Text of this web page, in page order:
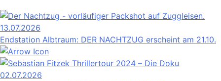
13.07.2026
Endstation Albtraum: DER NACHTZUG erscheint am 21.10.
02.07.2026